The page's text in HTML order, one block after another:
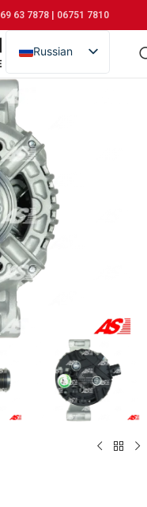
63 7878 | 06751 7810
Russian
Romanian